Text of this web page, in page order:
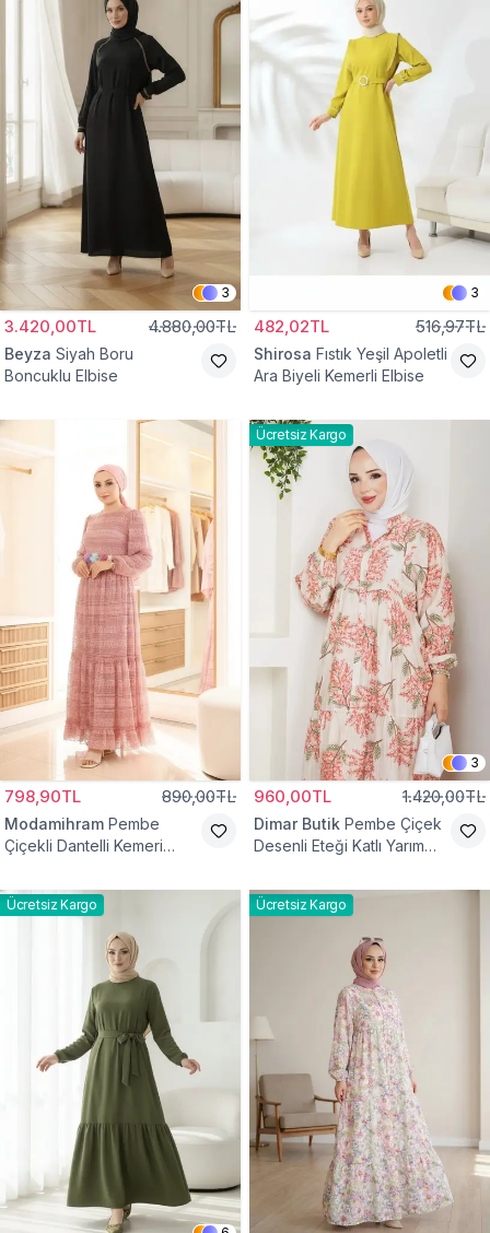
3
3.420,00TL 4.880,00TL
Beyza Siyah Boru
Boncuklu Elbise
3
482,02TL 516,97TL
Shirosa Fıstık Yeşil Apoletli
Ara Biyeli Kemerli Elbise
798,90TL 890,00TL
Modamihram Pembe
Çiçekli Dantelli Kemeri
Ücretsiz Kargo
3
960,00TL 1.420,00TL
Dimar Butik Pembe Çiçek
Desenli Eteği Katlı Yarım
Ücretsiz Kargo Ücretsiz Kargo